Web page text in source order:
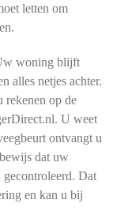
letten om
woning blijft
alles netjes achter.
rekenen op de
U weet
ontvangt u
dat uw
gecontroleerd. Dat
en kan u bij